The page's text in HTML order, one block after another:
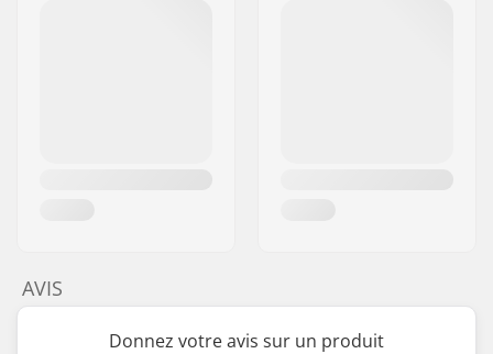
AVIS
Donnez votre avis sur un produit